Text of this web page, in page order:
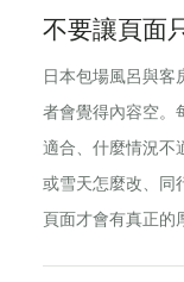
不要讓頁面
日本包場風呂與客
者會覺得內容空。
適合、什麼情況不
或雪天怎麼改、同
頁面才會有真正的